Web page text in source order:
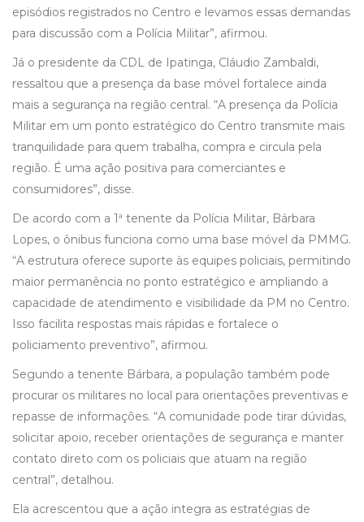
episódios registrados no Centro e levamos essas demandas
para discussão com a Polícia Militar”, afirmou.
Já o presidente da CDL de Ipatinga, Cláudio Zambaldi,
ressaltou que a presença da base móvel fortalece ainda
mais a segurança na região central. “A presença da Polícia
Militar em um ponto estratégico do Centro transmite mais
tranquilidade para quem trabalha, compra e circula pela
região. É uma ação positiva para comerciantes e
consumidores”, disse.
De acordo com a 1ª tenente da Polícia Militar, Bárbara
Lopes, o ônibus funciona como uma base móvel da PMMG.
“A estrutura oferece suporte às equipes policiais, permitindo
maior permanência no ponto estratégico e ampliando a
capacidade de atendimento e visibilidade da PM no Centro.
Isso facilita respostas mais rápidas e fortalece o
policiamento preventivo”, afirmou.
Segundo a tenente Bárbara, a população também pode
procurar os militares no local para orientações preventivas e
repasse de informações. “A comunidade pode tirar dúvidas,
solicitar apoio, receber orientações de segurança e manter
contato direto com os policiais que atuam na região
central”, detalhou.
Ela acrescentou que a ação integra as estratégias de